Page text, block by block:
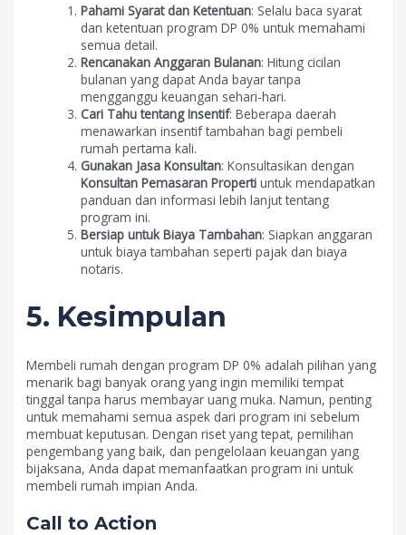
Pahami Syarat dan Ketentuan: Selalu baca syarat
dan ketentuan program DP 0% untuk memahami
semua detail.
Rencanakan Anggaran Bulanan: Hitung cicilan
bulanan yang dapat Anda bayar tanpa
mengganggu keuangan sehari-hari.
Cari Tahu tentang Insentif: Beberapa daerah
menawarkan insentif tambahan bagi pembeli
rumah pertama kali.
Gunakan Jasa Konsultan: Konsultasikan dengan
Konsultan Pemasaran Properti untuk mendapatkan
panduan dan informasi lebih lanjut tentang
program ini.
Bersiap untuk Biaya Tambahan: Siapkan anggaran
untuk biaya tambahan seperti pajak dan biaya
notaris.
5. Kesimpulan
Membeli rumah dengan program DP 0% adalah pilihan yang
menarik bagi banyak orang yang ingin memiliki tempat
tinggal tanpa harus membayar uang muka. Namun, penting
untuk memahami semua aspek dari program ini sebelum
membuat keputusan. Dengan riset yang tepat, pemilihan
pengembang yang baik, dan pengelolaan keuangan yang
bijaksana, Anda dapat memanfaatkan program ini untuk
membeli rumah impian Anda.
Call to Action